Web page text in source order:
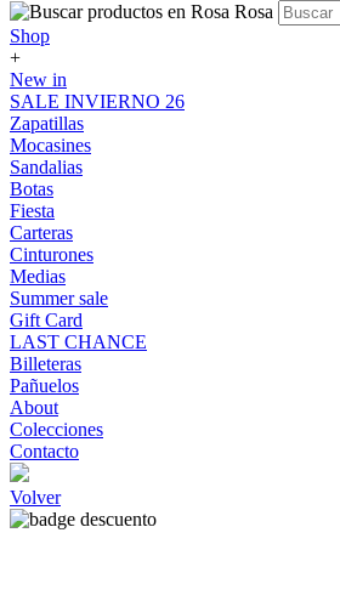
Shop
+
New in
SALE INVIERNO 26
Zapatillas
Mocasines
Sandalias
Botas
Fiesta
Carteras
Cinturones
Medias
Summer sale
Gift Card
LAST CHANCE
Billeteras
Pañuelos
About
Colecciones
Contacto
Volver